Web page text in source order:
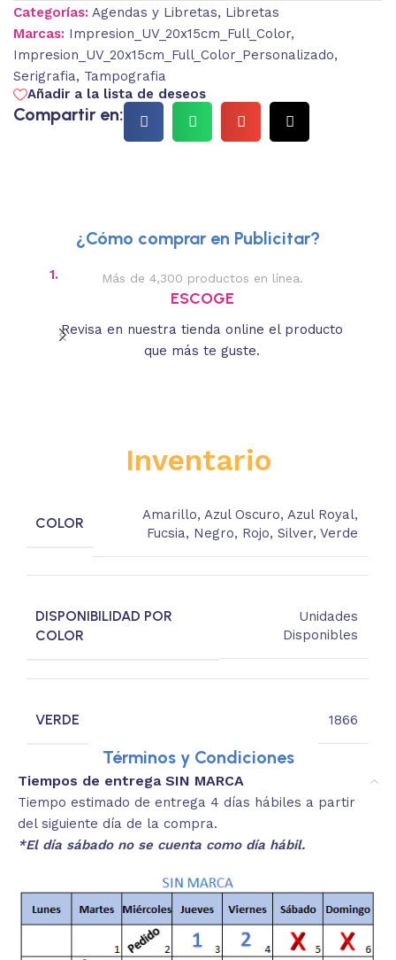
Categorías: Agendas y Libretas, Libretas
Marcas: Impresion_UV_20x15cm_Full_Color,
Impresion_UV_20x15cm_Full_Color_Personalizado,
Serigrafia, Tampografia
Añadir a la lista de deseos
Compartir en:
¿Cómo comprar en Publicitar?
1. Más de 4,300 productos en línea.
ESCOGE
Revisa en nuestra tienda online el producto
que más te guste.
Inventario
COLOR
Amarillo, Azul Oscuro, Azul Royal,
Fucsia, Negro, Rojo,Silver,Verde
DISPONIBILIDAD POR
COLOR
Unidades
Disponibles
VERDE 1866
Términos y Condiciones
Tiempos de entrega SIN MARCA
Tiempo estimado de entrega 4 días hábiles a partir
del siguiente día de la compra.
*El día sábado no se cuenta como día hábil.